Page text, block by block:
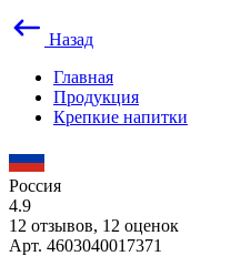
Назад
Главная
Продукция
Крепкие напитки
Россия
4.9
12 отзывов, 12 оценок
Арт. 4603040017371